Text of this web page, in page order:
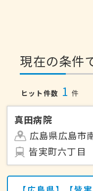
現在の条件
ヒット件数 1 件
真田病院
広島県広島市
皆実町六丁目